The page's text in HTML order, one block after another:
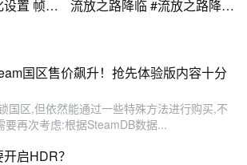
置 帧率
流放之路降临 #流放之路降临
国区售价飙升！抢先体验版内容十分
国区,但依然能通过一些特殊方法进行购买,不
要再次考虑:根据SteamDB数据...
启HDR？